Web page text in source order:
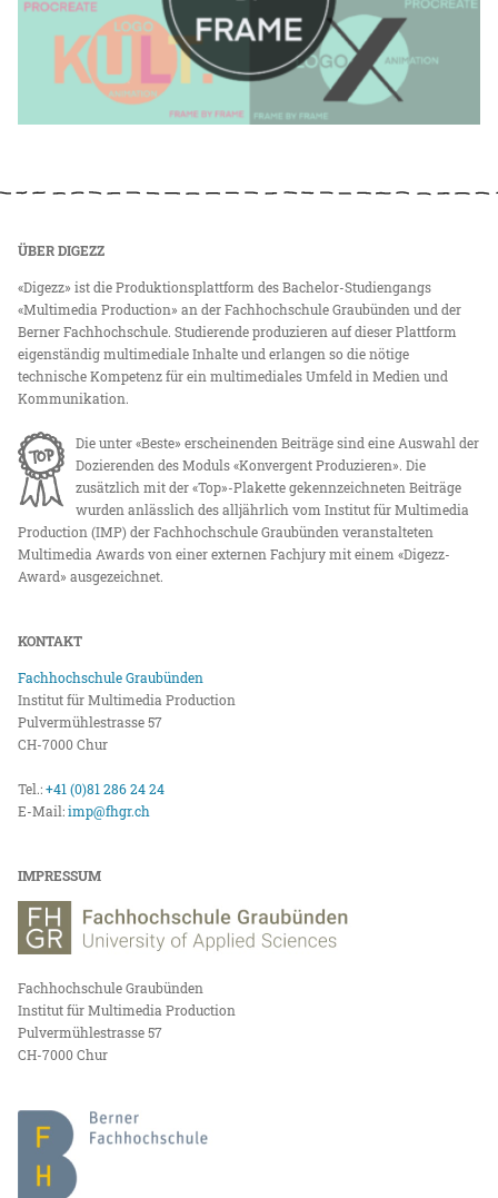
ÜBER DIGEZZ
«Digezz» ist die Produktionsplattform des Bachelor-Studiengangs
«Multimedia Production» an der Fachhochschule Graubünden und der
Berner Fachhochschule. Studierende produzieren auf dieser Plattform
eigenständig multimediale Inhalte und erlangen so die nötige
technische Kompetenz für ein multimediales Umfeld in Medien und
Kommunikation.
Die unter «Beste» erscheinenden Beiträge sind eine Auswahl der
Dozierenden des Moduls «Konvergent Produzieren». Die
zusätzlich mit der «Top»-Plakette gekennzeichneten Beiträge
wurden anlässlich des alljährlich vom Institut für Multimedia
Production (IMP) der Fachhochschule Graubünden veranstalteten
Multimedia Awards von einer externen Fachjury mit einem «Digezz-
Award» ausgezeichnet.
KONTAKT
Fachhochschule Graubünden
Institut für Multimedia Production
Pulvermühlestrasse 57
CH-7000 Chur
Tel.:+41 (0)81 286 24 24
E-Mail:imp@fhgr.ch
IMPRESSUM
Fachhochschule Graubünden
Institut für Multimedia Production
Pulvermühlestrasse 57
CH-7000 Chur